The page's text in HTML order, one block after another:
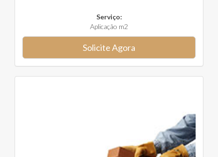
Serviço:
Aplicação m2
Solicite Agora